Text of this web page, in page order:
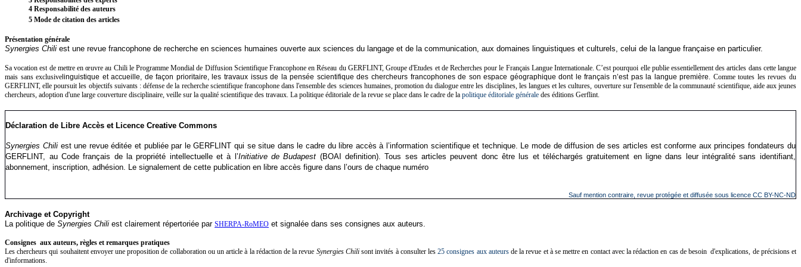
4 Responsabilité des auteurs
5 Mode de citation des articles
Présentation générale
Synergies Chili est une revue francophone de recherche en sciences humaines ouverte aux sciences du langage et de la commu­nication, aux domaines linguistiques et culturels, celui de la langue française en particulier.
Sa vocation est de mettre en œuvre au Chili le Programme Mondial de Diffusion Scientifique Francophone en Réseau du GERFLINT, Groupe d'Etudes et de Recherches pour le Français Langue Internationale.C’est pourquoi elle publie essentiellement des articles dans cette langue
mais sans exclusivelinguistique et accueille, de façon prioritaire, les travaux issus de la pensée scientifique des chercheurs francophones de son espace géographique dont le français n’est pas la langue première
Comme toutes les revues du
GERFLINT, elle poursuit les objectifs suivants : défense de la recherche scientifique francophone dans l'ensemble des sciences humaines, promotion du dialogue entre les disciplines, les langues et les cultures, ouverture sur l'ensemble de la communauté scientifique, aide aux jeunes
chercheurs, adoption d'une large couverture disciplinaire, veille sur la qualité scientifique des travaux. La politique éditoriale de la revue se place dans le cadre de la politique éditoriale générale des éditions Gerflint.
Déclaration de Libre Accès et Licence Creative Commons
Synergies Chili est une revue éditée et publiée par le GERFLINT qui se situe dans le cadre du libre accès à l’information scientifique et technique. Le mode de diffusion de ses articles est conforme aux principes fondateurs du
GERFLINT, au Code français de la propriété intellectuelle et à l’Initiative de Budapest (BOAI definition). Tous ses articles peuvent donc être lus et téléchargés gratuitement en ligne dans leur intégralité sans identifiant,
abonnement, inscription, adhésion. Le signalement de cette publication en libre accès figure dans l’ours de chaque numéro
Sauf mention contraire, revue protégée et diffusée sous licence CC BY-NC-ND
Archivage et Copyright
La politique de Synergies Chili est clairement répertoriée par SHERPA-RoMEO et signalée dans ses consignes aux auteurs.
Consignes aux auteurs, règles et remarques pratiques
Les chercheurs qui souhaitent envoyer une proposition de collaboration ou un article à la rédaction de la revue Synergies Chilisont invités à consulter les25 consignes aux auteursde la revue et à se mettre en contact avec la rédaction en cas de besoin d'explications, de précisions et
d'informations.